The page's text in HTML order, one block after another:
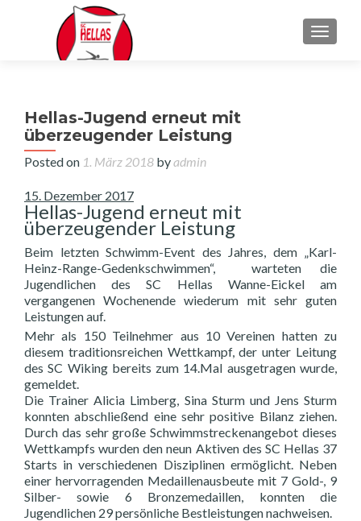
Hellas-Jugend erneut mit
überzeugender Leistung
Posted on 1. März 2018 byadmin
15. Dezember 2017
Hellas-Jugend erneut mit
überzeugender Leistung
Beim letzten Schwimm-Event des Jahres, dem „Karl-
Heinz-Range-Gedenkschwimmen“, warteten die
Jugendlichen des SC Hellas Wanne-Eickel am
vergangenen Wochenende wiederum mit sehr guten
Leistungen auf.
Mehr als 150 Teilnehmer aus 10 Vereinen hatten zu
diesem traditionsreichen Wettkampf, der unter Leitung
des SC Wiking bereits zum 14.Mal ausgetragen wurde,
gemeldet.
Die Trainer Alicia Limberg, Sina Sturm und Jens Sturm
konnten abschließend eine sehr positive Bilanz ziehen.
Durch das sehr große Schwimmstreckenangebot dieses
Wettkampfs wurden den neun Aktiven des SC Hellas 37
Starts in verschiedenen Disziplinen ermöglicht. Neben
einer hervorragenden Medaillenausbeute mit 7 Gold-, 9
Silber- sowie 6 Bronzemedaillen, konnten die
Jugendlichen 29 persönliche Bestleistungen nachweisen.